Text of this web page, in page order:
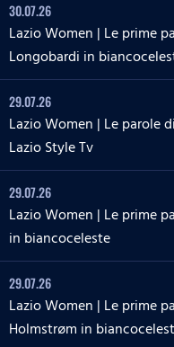
30.07.26
Lazio Women | Le prime
Longobardi in
29.07.26
Lazio Women | Le parole
Lazio Style Tv
29.07.26
Lazio Women | Le prime
in biancoceleste
29.07.26
Lazio Women | Le prime
Holmstrøm in